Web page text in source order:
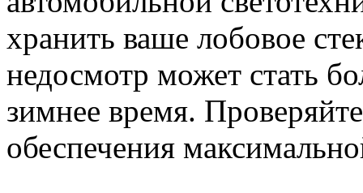
хранить ваше лобовое
недосмотр может стать
зимнее время.
обеспечения